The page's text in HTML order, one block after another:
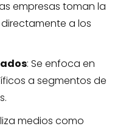
empresas toman la
a los
: Se enfoca en
a segmentos de
medios como